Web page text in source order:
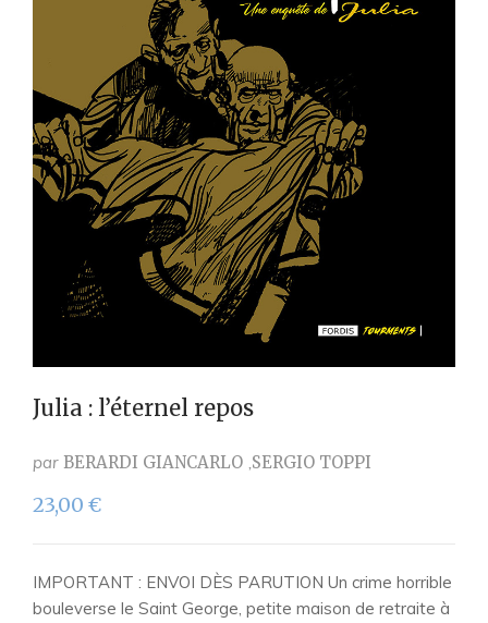
Julia : l’éternel repos
par BERARDI GIANCARLO SERGIO TOPPI
23,00 €
IMPORTANT : ENVOI DÈS PARUTION Un crime horrible
bouleverse le Saint George, petite maison de retraite à